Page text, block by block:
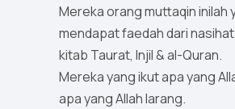
Mereka orang muttaqin inilah
mendapat faedah dari
kitab Taurat, Injil & al-Quran.
Mereka yang ikut apa yang
apa yang Allah larang.